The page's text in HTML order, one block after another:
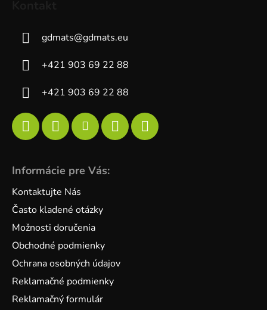
gdmats@gdmats.eu
+421 903 69 22 88
+421 903 69 22 88
Informácie pre Vás:
Kontaktujte Nás
Často kladené otázky
Možnosti doručenia
Obchodné podmienky
Ochrana osobných údajov
Reklamačné podmienky
Reklamačný formulár